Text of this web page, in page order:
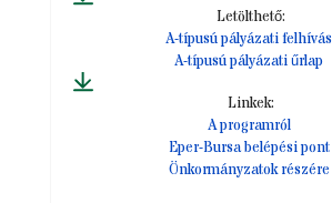
Letölthető:
A-típusú pályázati felhívás
A-típusú pályázati űrlap
Linkek:
A programról
Eper-Bursa belépési pont
Önkormányzatok részére